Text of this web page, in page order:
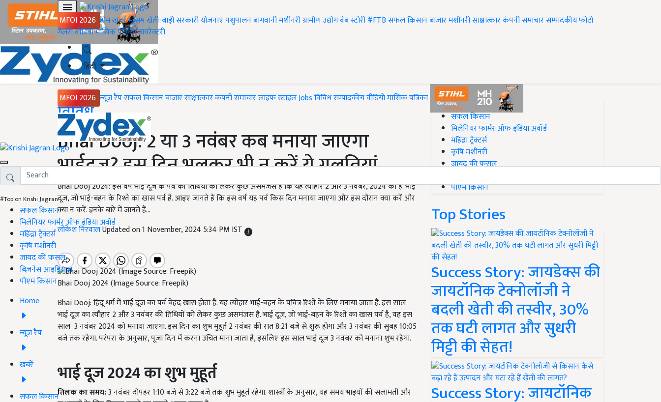
MFOI 2026 होमख़बरेंमौसमखेती-बाड़ीसरकारी योजनाएंपशुपालनबागवानीमशीनरीग्रामीण उद्योगवेब स्टोरी#FTBसफल किसानबाजारमशीनरीसाक्षात्कारकंपनी समाचारसम्पादकीयफोटो
गैलरीवीडियोमासिक पत्रिकाडायरेक्टरी
हिंदी
MFOI 2026 न्यूज़ रैपसफल किसानबाजारसाक्षात्कारकंपनी समाचारलाइफ स्टाइलJobsविविधसम्पादकीयवीडियोमासिक पत्रिका
#Top on Krishi Jagran
सफल किसान
मिलेनियर फार्मर ऑफ इंडिया अवॉर्ड
महिंद्रा ट्रैक्टर्स
कृषि मशीनरी
जायद की फसल
बिज़नेस आइडियाज
पीएम किसान
Home
न्यूज़ रैप
खबरें
सफल किसान
Home
विविध
Bhai Dooj: 2 या 3 नवंबर कब मनाया जाएगा
भाईदूज? इस दिन भूलकर भी न करें ये गलतियां
Bhai Dooj 2024: इस वर्ष भाई दूज के पर्व की तिथियों को लेकर कुछ असमंजस है कि यह त्योहार 2 और 3 नवंबर, 2024 को है. भाई
दूज, जो भाई-बहन के रिश्ते का खास पर्व है. आइए जानते हैं कि इस वर्ष यह पर्व किस दिन मनाया जाएगा और इस दौरान क्या करें और
क्या न करें. इनके बारे में जानते हैं...
लोकेश निरवालUpdated on 1 November, 2024 5:34 PM IST
Bhai Dooj 2024 (Image Source: Freepik)
Bhai Dooj: हिंदू धर्म में भाई दूज का पर्व बेहद खास होता है. यह त्योहार भाई-बहन के पवित्र रिश्ते के लिए मनाया जाता है. इस साल
भाई दूज का त्यौहार 2 और 3 नवंबर की तिथियों को लेकर कुछ असमंजस है. भाई दूज, जो भाई-बहन के रिश्ते का खास पर्व है, वह इस
साल 3 नवंबर 2024 को मनाया जाएगा. इस दिन का शुभ मुहूर्त 2 नवंबर की रात 8:21 बजे से शुरू होगा और 3 नवंबर की सुबह 10:05
बजे तक रहेगा. परंपरा के अनुसार, पूजा दिन में करना उचित माना जाता है, इसलिए इस साल भाई दूज 3 नवंबर को मनाना शुभ रहेगा.
भाई दूज 2024का शुभ मुहूर्त
तिलक का समय:3 नवंबर दोपहर 1:10 बजे से 3:22 बजे तक शुभ मुहूर्त रहेगा. शास्त्रों के अनुसार, यह समय भाइयों की सलामती और
#Top on Krishi Jagran
सफल किसान
मिलेनियर फार्मर ऑफ इंडिया अवॉर्ड
महिंद्रा ट्रैक्टर्स
कृषि मशीनरी
जायद की फसल
पीएम किसान
Top Stories
Success Story: जायडेक्स की
जायटॉनिक टेक्नोलॉजी ने
बदली खेती की तस्वीर, 30%
तक घटी लागत और सुधरी
मिट्टी की सेहत!
Success Story: जायटॉनिक